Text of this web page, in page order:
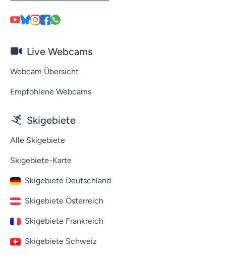
Live Webcams
Webcam Übersicht
Empfohlene Webcams
Skigebiete
Alle Skigebiete
Skigebiete-Karte
Skigebiete Deutschland
Skigebiete Österreich
Skigebiete Frankreich
Skigebiete Schweiz